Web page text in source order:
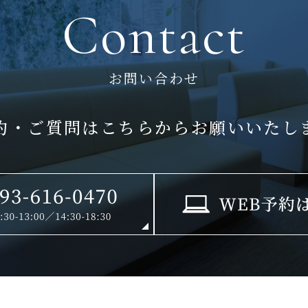
Contact
お問い合わせ
・ご質問はこちらからお願いいたし